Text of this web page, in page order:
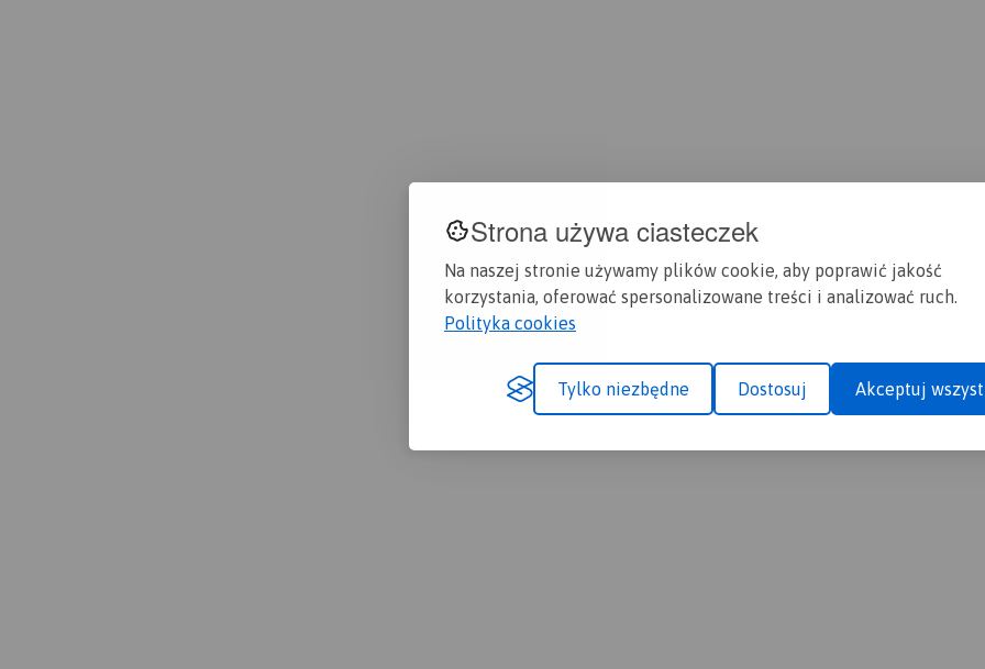
Strona używa ciasteczek
Na naszej stronie używamy plików cookie, aby poprawić jakość
korzystania, oferować spersonalizowane treści i analizować ruch.
Polityka cookies
Tylko niezbędne Dostosuj Akceptuj